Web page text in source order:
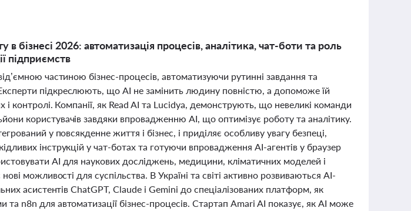
бізнесі 2026: автоматизація процесів, аналітика, чат-боти та роль
підприємств
частиною бізнес-процесів, автоматизуючи рутинні завдання та
підкреслюють, що AI не замінить людину повністю, а допоможе їй
і контролі. Компанії, як Read AI та Lucidya, демонструють, що невеликі команди
користувачів завдяки впровадженню AI, що оптимізує роботу та аналітику.
у повсякденне життя і бізнес, і приділяє особливу увагу безпеці,
інструкцій у чат-ботах та готуючи впровадження AI-агентів у браузер
AI для наукових досліджень, медицини, кліматичних моделей і
можливості для суспільства. В Україні та світі активно розвиваються AI-
асистентів ChatGPT, Claude і Gemini до спеціалізованих платформ, як
n8n для автоматизації бізнес-процесів. Стартап Amari AI показує, як AI може